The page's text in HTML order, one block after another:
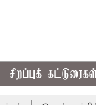
சிறப்புக்